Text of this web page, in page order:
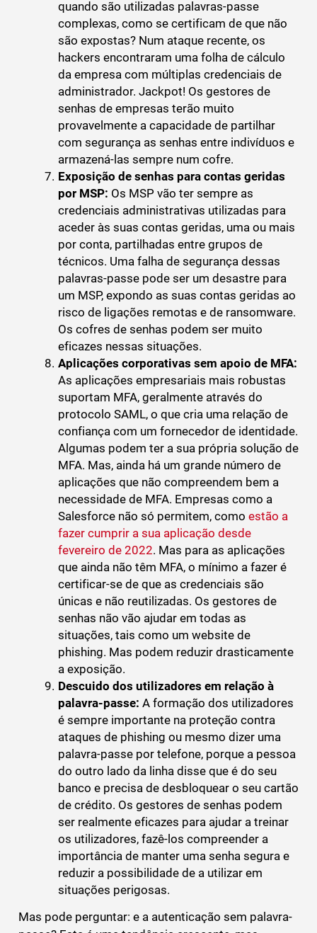
quando são utilizadas palavras-passe
complexas, como se certificam de que não
são expostas? Num ataque recente, os
hackers encontraram uma folha de cálculo
da empresa com múltiplas credenciais de
administrador. Jackpot! Os gestores de
senhas de empresas terão muito
provavelmente a capacidade de partilhar
com segurança as senhas entre indivíduos e
armazená-las sempre num cofre.
Exposição de senhas para contas geridas
por MSP: Os MSP vão ter sempre as
credenciais administrativas utilizadas para
aceder às suas contas geridas, uma ou mais
por conta, partilhadas entre grupos de
técnicos. Uma falha de segurança dessas
palavras-passe pode ser um desastre para
um MSP, expondo as suas contas geridas ao
risco de ligações remotas e de ransomware.
Os cofres de senhas podem ser muito
eficazes nessas situações.
Aplicações corporativas sem apoio de MFA:
As aplicações empresariais mais robustas
suportam MFA, geralmente através do
protocolo SAML, o que cria uma relação de
confiança com um fornecedor de identidade.
Algumas podem ter a sua própria solução de
MFA. Mas, ainda há um grande número de
aplicações que não compreendem bem a
necessidade de MFA. Empresas como a
Salesforce não só permitem, comoestão a
fazer cumprir a sua aplicação desde
fevereiro de 2022. Mas para as aplicações
que ainda não têm MFA, o mínimo a fazer é
certificar-se de que as credenciais são
únicas e não reutilizadas. Os gestores de
senhas não vão ajudar em todas as
situações, tais como um website de
phishing. Mas podem reduzir drasticamente
a exposição.
Descuido dos utilizadores em relação à
palavra-passe: A formação dos utilizadores
é sempre importante na proteção contra
ataques de phishing ou mesmo dizer uma
palavra-passe por telefone, porque a pessoa
do outro lado da linha disse que é do seu
banco e precisa de desbloquear o seu cartão
de crédito. Os gestores de senhas podem
ser realmente eficazes para ajudar a treinar
os utilizadores, fazê-los compreender a
importância de manter uma senha segura e
reduzir a possibilidade de a utilizar em
situações perigosas.
Mas pode perguntar: e a autenticação sem palavra-